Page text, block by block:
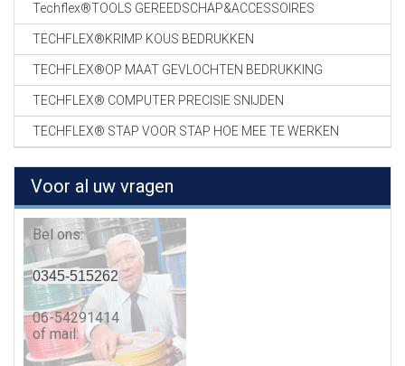
Techflex®TOOLS GEREEDSCHAP&ACCESSOIRES
TECHFLEX®KRIMP KOUS BEDRUKKEN
TECHFLEX®OP MAAT GEVLOCHTEN BEDRUKKING
TECHFLEX® COMPUTER PRECISIE SNIJDEN
TECHFLEX® STAP VOOR STAP HOE MEE TE WERKEN
Voor al uw vragen
Bel ons:
0345-515262
06-54291414
of mail: